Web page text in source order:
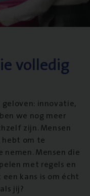
volledig
innovatie,
we nog meer
zijn. Mensen
om te
nemen. Mensen die
met regels en
kans is om écht
jij?